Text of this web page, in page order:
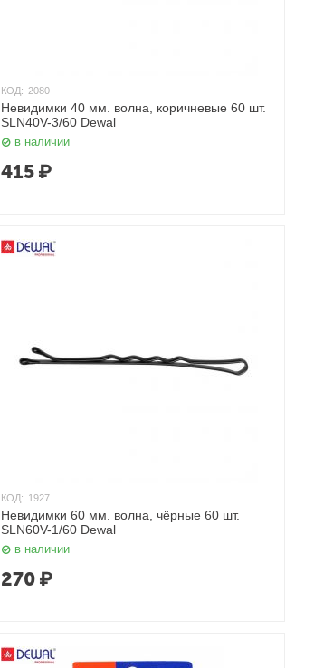
КОД: 2080
Невидимки 40 мм. волна, коричневые 60 шт.
SLN40V-3/60 Dewal
в наличии
415 ₽
КОД: 1927
Невидимки 60 мм. волна, чёрные 60 шт.
SLN60V-1/60 Dewal
в наличии
270 ₽